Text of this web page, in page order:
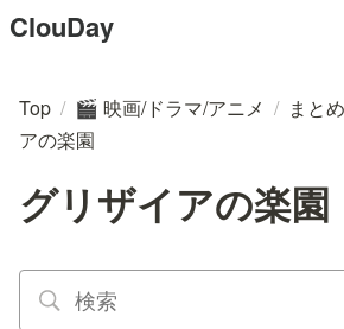
ClouDay
Top / 🎬 映画/ドラマ/アニメ / まと
アの楽園
グリザイアの楽園